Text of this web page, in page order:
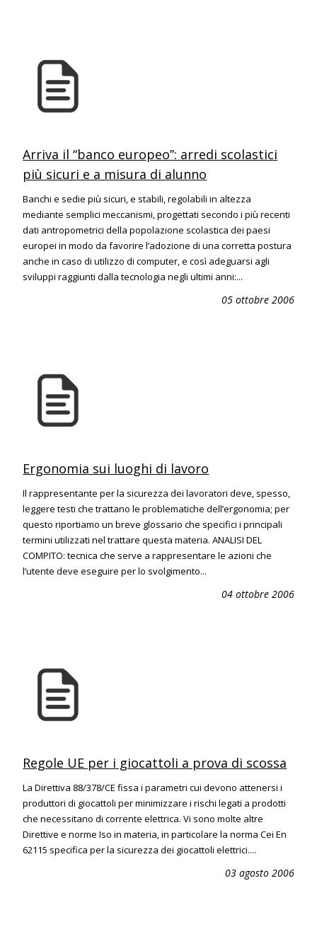
Arriva il “banco europeo”: arredi scolastici
più sicuri e a misura di alunno
Banchi e sedie più sicuri, e stabili, regolabili in altezza
mediante semplici meccanismi, progettati secondo i più recenti
dati antropometrici della popolazione scolastica dei paesi
europei in modo da favorire l’adozione di una corretta postura
anche in caso di utilizzo di computer, e così adeguarsi agli
sviluppi raggiunti dalla tecnologia negli ultimi anni:...
05 ottobre 2006
Ergonomia sui luoghi di lavoro
Il rappresentante per la sicurezza dei lavoratori deve, spesso,
leggere testi che trattano le problematiche dell’ergonomia; per
questo riportiamo un breve glossario che specifici i principali
termini utilizzati nel trattare questa materia. ANALISI DEL
COMPITO: tecnica che serve a rappresentare le azioni che
l’utente deve eseguire per lo svolgimento...
04 ottobre 2006
Regole UE per i giocattoli a prova di scossa
La Direttiva 88/378/CE fissa i parametri cui devono attenersi i
produttori di giocattoli per minimizzare i rischi legati a prodotti
che necessitano di corrente elettrica. Vi sono molte altre
Direttive e norme Iso in materia, in particolare la norma Cei En
62115 specifica per la sicurezza dei giocattoli elettrici....
03 agosto 2006